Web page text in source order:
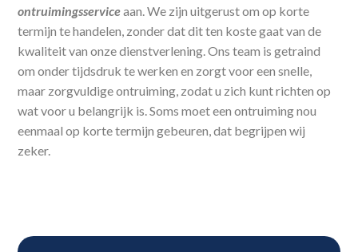
ontruimingsserviceaan. We zijn uitgerust om op korte
termijn te handelen, zonder dat dit ten koste gaat van de
kwaliteit van onze dienstverlening. Ons team is getraind
om onder tijdsdruk te werken en zorgt voor een snelle,
maar zorgvuldige ontruiming, zodat u zich kunt richten op
wat voor u belangrijk is. Soms moet een ontruiming nou
eenmaal op korte termijn gebeuren, dat begrijpen wij
zeker.